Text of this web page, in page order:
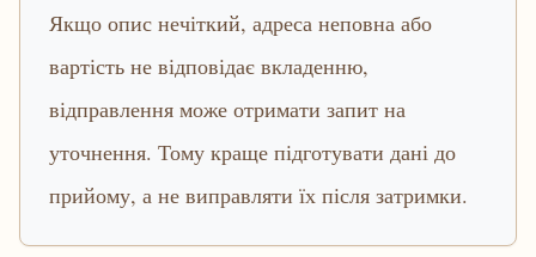
Якщо опис нечіткий, адреса неповна або
вартість не відповідає вкладенню,
відправлення може отримати запит на
уточнення. Тому краще підготувати дані до
прийому, а не виправляти їх після затримки.